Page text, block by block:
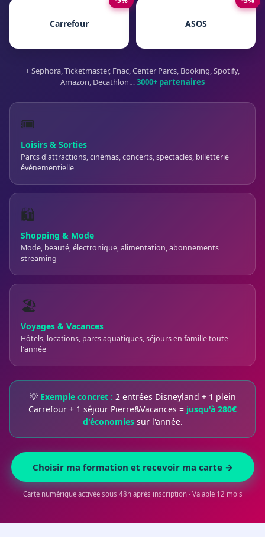
Carrefour ASOS
+ Sephora, Ticketmaster, Fnac, Center Parcs, Booking, Spotify,
Amazon, Decathlon…3000+ partenaires
🎟️
Loisirs & Sorties
Parcs d'attractions, cinémas, concerts, spectacles, billetterie
événementielle
🛍️
Shopping & Mode
Mode, beauté, électronique, alimentation, abonnements
streaming
🏖️
Voyages & Vacances
Hôtels, locations, parcs aquatiques, séjours en famille toute
l'année
💡 Exemple concret : 2 entrées Disneyland + 1 plein
Carrefour + 1 séjour Pierre&Vacances = jusqu'à 280€
d'économiessur l'année.
Choisir ma formation et recevoir ma carte →
Carte numérique activée sous 48h après inscription · Valable 12 mois